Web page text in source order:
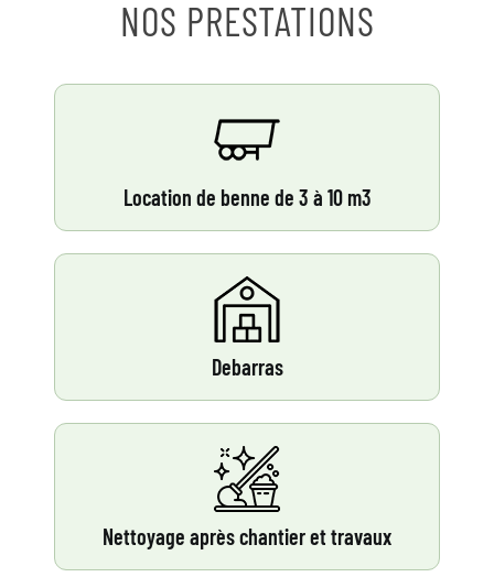
NOS PRESTATIONS
Location de benne de 3 à 10 m3
Debarras
Nettoyage après chantier et travaux